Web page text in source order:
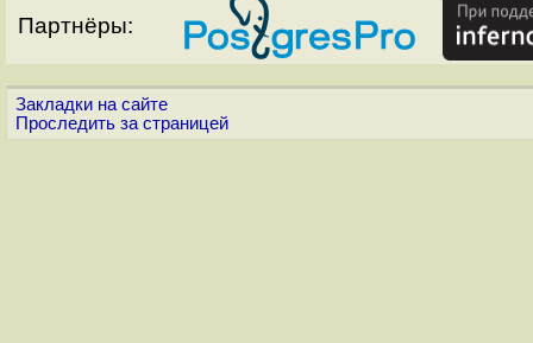
Партнёры:
Закладки на сайте
Проследить за страницей